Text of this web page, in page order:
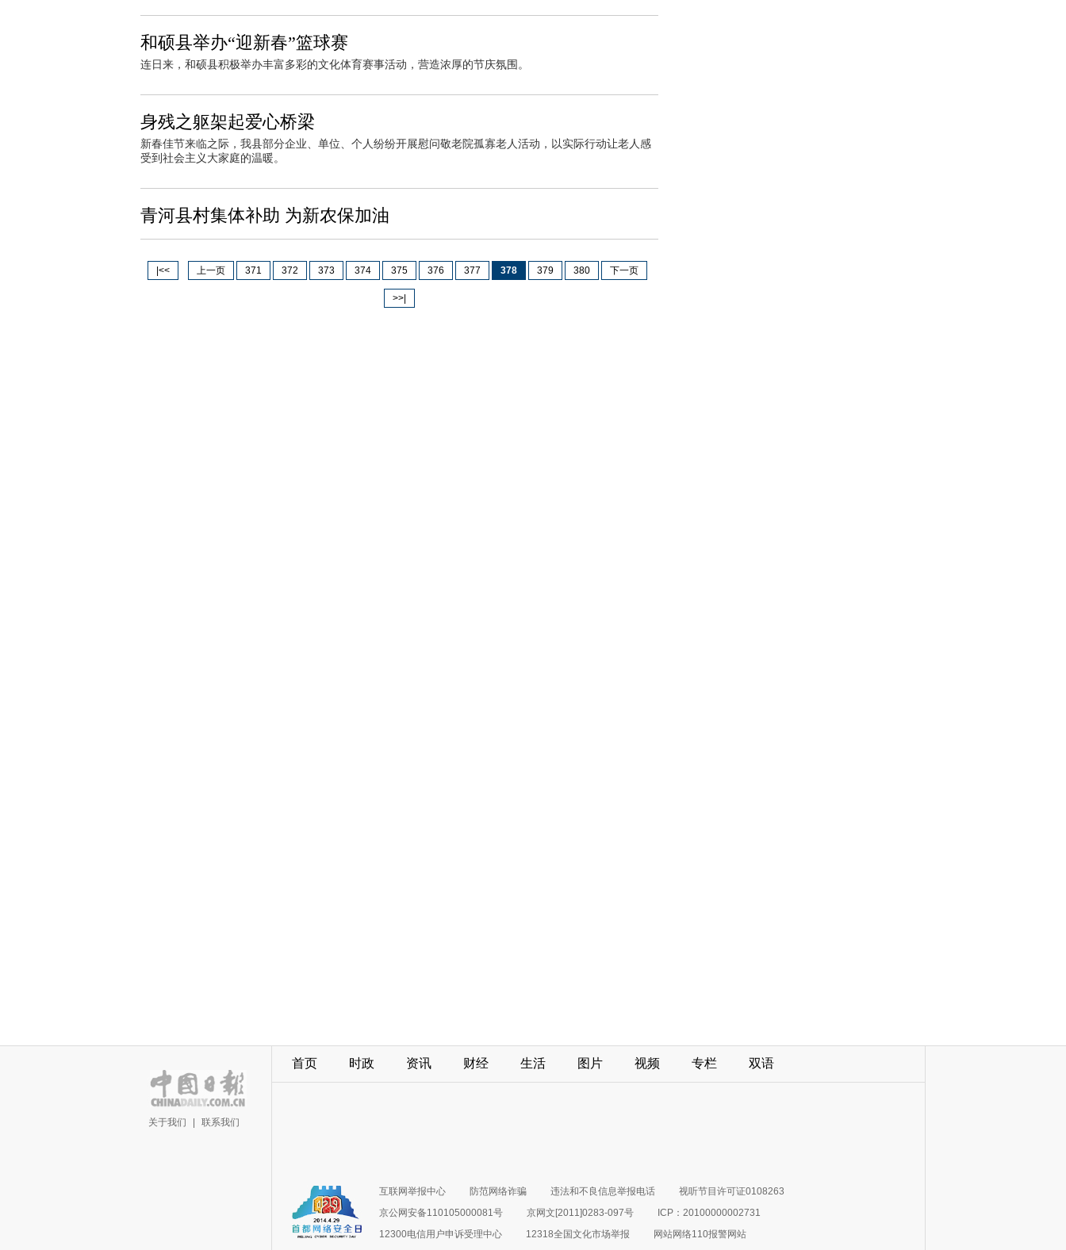
和硕县举办“迎新春”篮球赛
连日来，和硕县积极举办丰富多彩的文化体育赛事活动，营造浓厚的节庆氛围。
身残之躯架起爱心桥梁
新春佳节来临之际，我县部分企业、单位、个人纷纷开展慰问敬老院孤寡老人活动，以实际行动让老人感
受到社会主义大家庭的温暖。
青河县村集体补助 为新农保加油
|<< 上一页 371 372 373 374 375 376 377 378 379 380 下一页
>>|
关于我们 联系我们
首页 时政 资讯 财经 生活 图片 视频 专栏 双语
互联网举报中心 防范网络诈骗 违法和不良信息举报电话
视听节目许可证0108263
京公网安备110105000081号
京网文[2011]0283-097号
ICP：20100000002731
12300电信用户申诉受理中心
12318全国文化市场举报 网站网络110报警网站